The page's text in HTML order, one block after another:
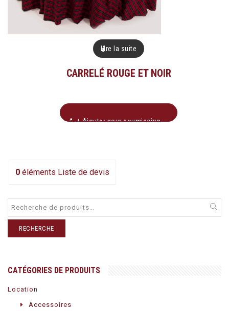
Lire la suite
CARRELÉ ROUGE ET NOIR
+ Ajouter pour soumission
0 éléments Liste de devis
RECHERCHE
CATÉGORIES DE PRODUITS
Location
Accessoires